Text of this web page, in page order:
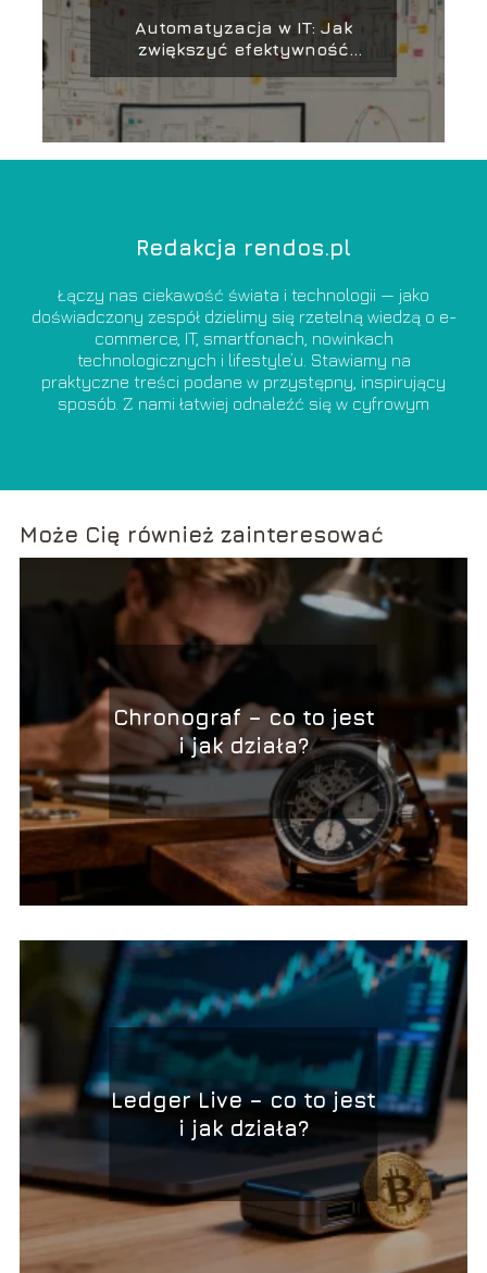
Automatyzacja w IT: Jak
zwiększyć efektywność
zespołu i projektów
Redakcja rendos.pl
Łączy nas ciekawość świata i technologii — jako
doświadczony zespół dzielimy się rzetelną wiedzą o e-
commerce, IT, smartfonach, nowinkach
technologicznych i lifestyle’u. Stawiamy na
praktyczne treści podane w przystępny, inspirujący
sposób. Z nami łatwiej odnaleźć się w cyfrowym
Może Cię również zainteresować
Chronograf – co to jest
i jak działa?
Ledger Live – co to jest
i jak działa?